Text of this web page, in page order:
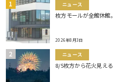
ニュース
枚方モールが全館休館
2026年8月3日
ニュース
8/5枚方から花火見え